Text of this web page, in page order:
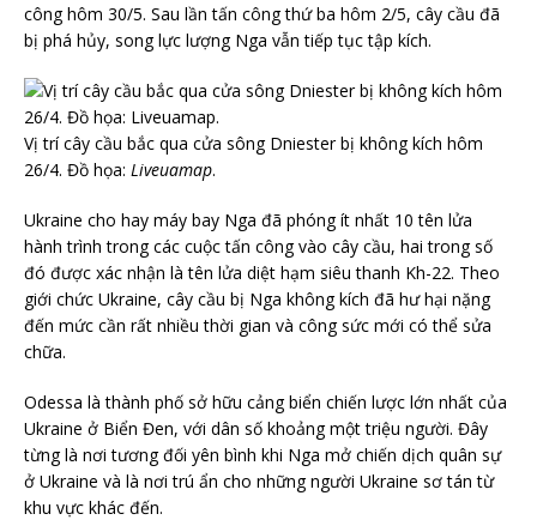
công hôm 30/5. Sau lần tấn công thứ ba hôm 2/5, cây cầu đã
bị phá hủy, song lực lượng Nga vẫn tiếp tục tập kích.
Vị trí cây cầu bắc qua cửa sông Dniester bị không kích hôm
26/4. Đồ họa: Liveuamap.
Ukraine cho hay máy bay Nga đã phóng ít nhất 10 tên lửa
hành trình trong các cuộc tấn công vào cây cầu, hai trong số
đó được xác nhận là tên lửa diệt hạm siêu thanh Kh-22. Theo
giới chức Ukraine, cây cầu bị Nga không kích đã hư hại nặng
đến mức cần rất nhiều thời gian và công sức mới có thể sửa
chữa.
Odessa là thành phố sở hữu cảng biển chiến lược lớn nhất của
Ukraine ở Biển Đen, với dân số khoảng một triệu người. Đây
từng là nơi tương đối yên bình khi Nga mở chiến dịch quân sự
ở Ukraine và là nơi trú ẩn cho những người Ukraine sơ tán từ
khu vực khác đến.